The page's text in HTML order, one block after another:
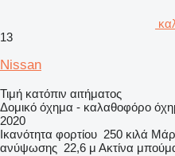
13
Nissan
Τιμή κατόπιν αιτήματος
Δομικό όχημα - καλαθοφόρο
2020
Ικανότητα φορτίου 250 κιλά
ανύψωσης 22,6 μ Ακτίνα